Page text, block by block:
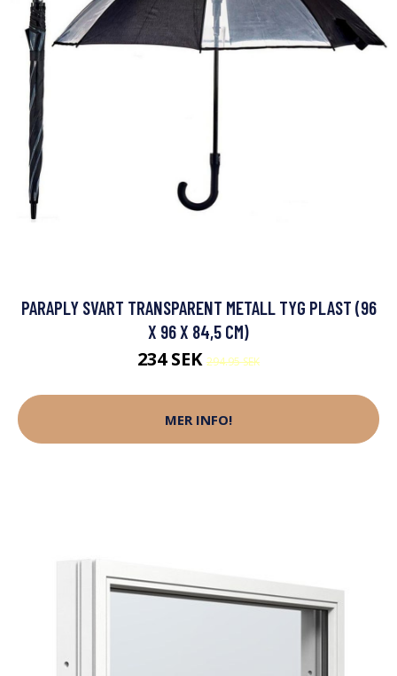
PARAPLY SVART TRANSPARENT METALL TYG PLAST (96
X 96 X 84,5 CM)
234 SEK 294.95 SEK
MER INFO!